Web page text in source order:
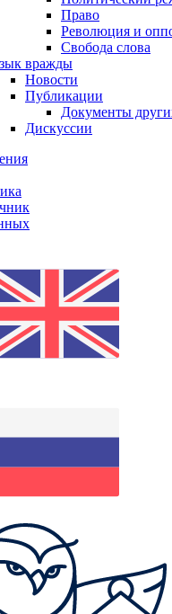
Право
Революция и
Свобода слова
вражды
Новости
Публикации
Документы
Дискуссии